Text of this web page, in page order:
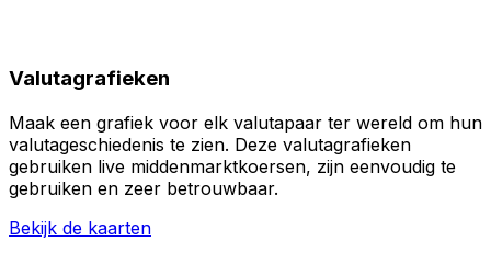
Valutagrafieken
Maak een grafiek voor elk valutapaar ter wereld om hun
valutageschiedenis te zien. Deze valutagrafieken
gebruiken live middenmarktkoersen, zijn eenvoudig te
gebruiken en zeer betrouwbaar.
Bekijk de kaarten